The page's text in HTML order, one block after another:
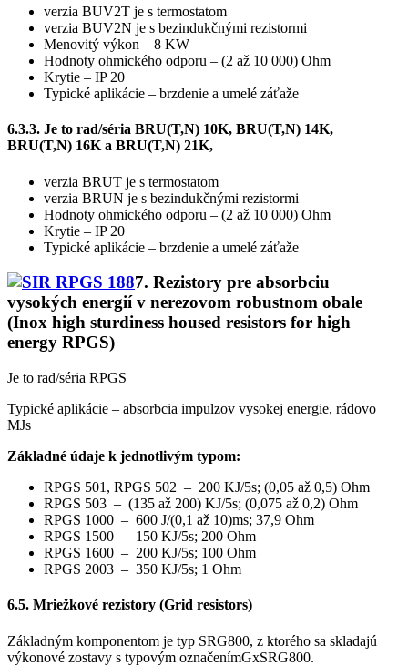
verzia BUV2T je s termostatom
verzia BUV2N je s bezindukčnými rezistormi
Menovitý výkon – 8 KW
Hodnoty ohmického odporu – (2 až 10 000) Ohm
Krytie – IP 20
Typické aplikácie – brzdenie a umelé záťaže
6.3.3. Je to rad/séria BRU(T,N) 10K, BRU(T,N) 14K,
BRU(T,N) 16K a BRU(T,N) 21K,
verzia BRUT je s termostatom
verzia BRUN je s bezindukčnými rezistormi
Hodnoty ohmického odporu – (2 až 10 000) Ohm
Krytie – IP 20
Typické aplikácie – brzdenie a umelé záťaže
7. Rezistory pre absorbciu
vysokých energií v nerezovom robustnom obale
(Inox high sturdiness housed resistors for high
energy RPGS)
Je to rad/séria RPGS
Typické aplikácie – absorbcia impulzov vysokej energie, rádovo
MJs
Základné údaje k jednotlivým typom:
RPGS 501, RPGS 502 – 200 KJ/5s; (0,05 až 0,5) Ohm
RPGS 503 – (135 až 200) KJ/5s; (0,075 až 0,2) Ohm
RPGS 1000 – 600 J/(0,1 až 10)ms; 37,9 Ohm
RPGS 1500 – 150 KJ/5s; 200 Ohm
RPGS 1600 – 200 KJ/5s; 100 Ohm
RPGS 2003 – 350 KJ/5s; 1 Ohm
6.5. Mriežkové rezistory (Grid resistors)
Základným komponentom je typ SRG800, z ktorého sa skladajú
výkonové zostavy s typovým označenímGxSRG800.